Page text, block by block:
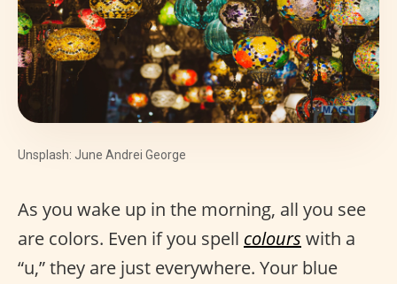
Unsplash: June Andrei George
As you wake up in the morning, all you see
are colors. Even if you spell colours with a
“u,” they are just everywhere. Your blue